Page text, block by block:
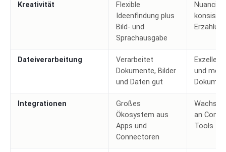
Kreativität
Flexible
Ideenfindung plus
Bild- und
Sprachausgabe
Dateiverarbeitung
Verarbeitet
Dokumente, Bilder
und Daten gut
Exzellent
und
Integrationen
Großes
Ökosystem aus
Apps und
Connectoren
an
Tools